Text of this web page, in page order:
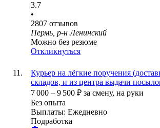
3.7
•
2807 отзывов
Пермь, р-н Ленинский
Можно без резюме
Откликнуться
Курьер на лёгкие поручения
складов, и из центра выдачи
7 000 – 9 500 ₽ за смену, на руки
Без опыта
Выплаты: Ежедневно
Подработка